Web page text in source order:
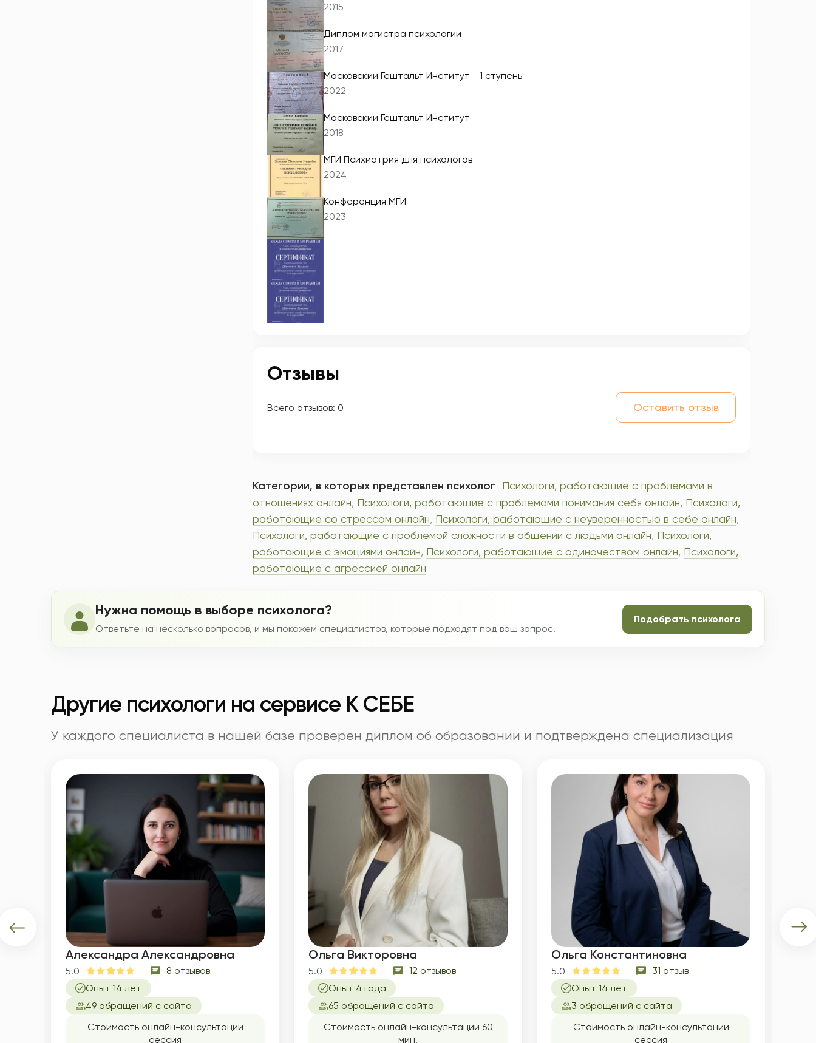
2015
Диплом магистра психологии
2017
Московский Гештальт Институт - 1 ступень
2022
Московский Гештальт Институт
2018
МГИ Психиатрия для психологов
2024
Конференция МГИ
2023
Отзывы
Всего отзывов: 0 Оставить отзыв
Категории, в которых представлен психолог
Психологи, работающие с проблемами в
отношениях онлайн, Психологи, работающие с проблемами понимания себя онлайн, Психологи,
работающие со стрессом онлайн, Психологи, работающие с неуверенностью в себе онлайн,
Психологи, работающие с проблемой сложности в общении с людьми онлайн, Психологи,
работающие с эмоциями онлайн, Психологи, работающие с одиночеством онлайн, Психологи,
работающие с агрессией онлайн
Нужна помощь в выборе психолога?
Ответьте на несколько вопросов, и мы покажем специалистов, которые подходят под ваш запрос.
Подобрать психолога
Другие психологи на сервисе К СЕБЕ
У каждого специалиста в нашей базе проверен диплом об образовании и подтверждена специализация
Александра Александровна
5.0
8 отзывов
Опыт 14 лет
49 обращений с сайта
Стоимость онлайн-консультации
сессия
Ольга Викторовна
5.0
12 отзывов
Опыт 4 года
65 обращений с сайта
Стоимость онлайн-консультации 60
мин.
Ольга Константиновна
5.0
31 отзыв
Опыт 14 лет
3 обращений с сайта
Стоимость онлайн-консультации
сессия